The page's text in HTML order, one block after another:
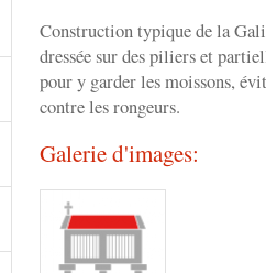
Construction typique de la
dressée sur des piliers et
pour y garder les moissons,
contre les rongeurs.
Galerie d'images: